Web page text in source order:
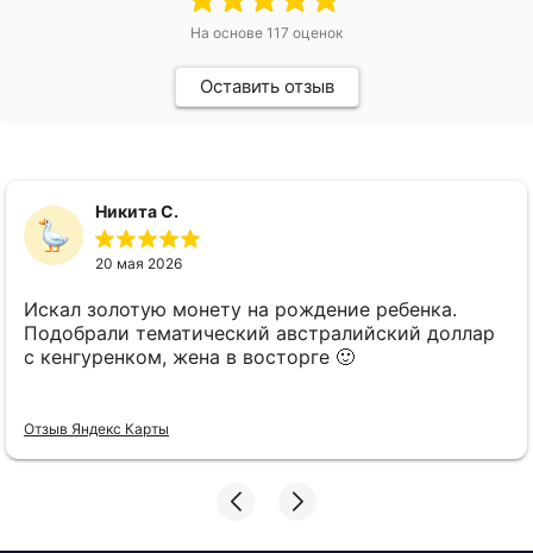
На основе 117 оценок
Оставить отзыв
Никита С.
20 мая 2026
Искал золотую монету на рождение ребенка.
Подобрали тематический австралийский доллар
с кенгуренком, жена в восторге 🙂
Отзыв Яндекс Карты